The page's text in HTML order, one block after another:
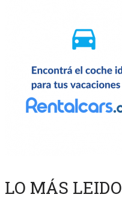
LO MÁS LEIDO